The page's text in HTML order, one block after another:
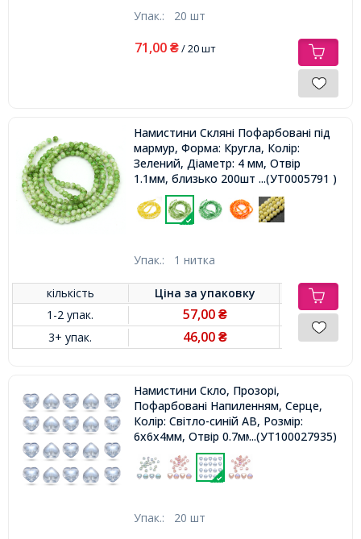
Упак.: 20 шт
71,00 ₴/ 20 шт
Намистини Скляні Пофарбовані під
мармур, Форма: Кругла, Колір:
Зелений, Діаметр: 4 мм, Отвір
1.1мм, близько 200шт / 80см /
нитка,
...(УТ0005791 )
Упак.: 1 нитка
кількість Ціна заупаковку
1-2 упак.
57,00₴
3+ упак. 46,00₴
Намистини Скло, Прозорі,
Пофарбовані Напиленням, Серце,
Колір: Світло-синій АВ, Розмір:
6х6х4мм, Отвір 0.7мм,...(УТ100027935)
Упак.: 20 шт